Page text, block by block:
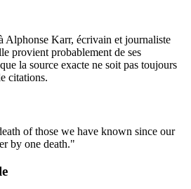
Alphonse Karr, écrivain et journaliste
provient probablement de ses
la source exacte ne soit pas toujours
citations.
of those we have known since our
by one death."